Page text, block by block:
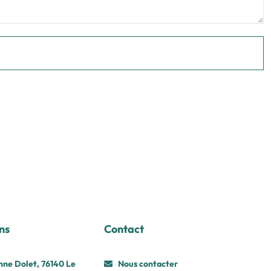
Dolet, 76140 Le
Contact
Nous contacter